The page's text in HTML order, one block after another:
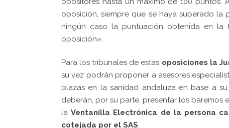
oposición, siempre que se haya superado la
ningún caso la puntuación obtenida en
oposición».
Para los tribunales de estas oposiciones la
su vez podrán proponer a asesores
plazas en la sanidad andaluza en base a
deberán, por su parte, presentar los baremos
laVentanilla Electrónica de la persona
cotejada por el SAS.